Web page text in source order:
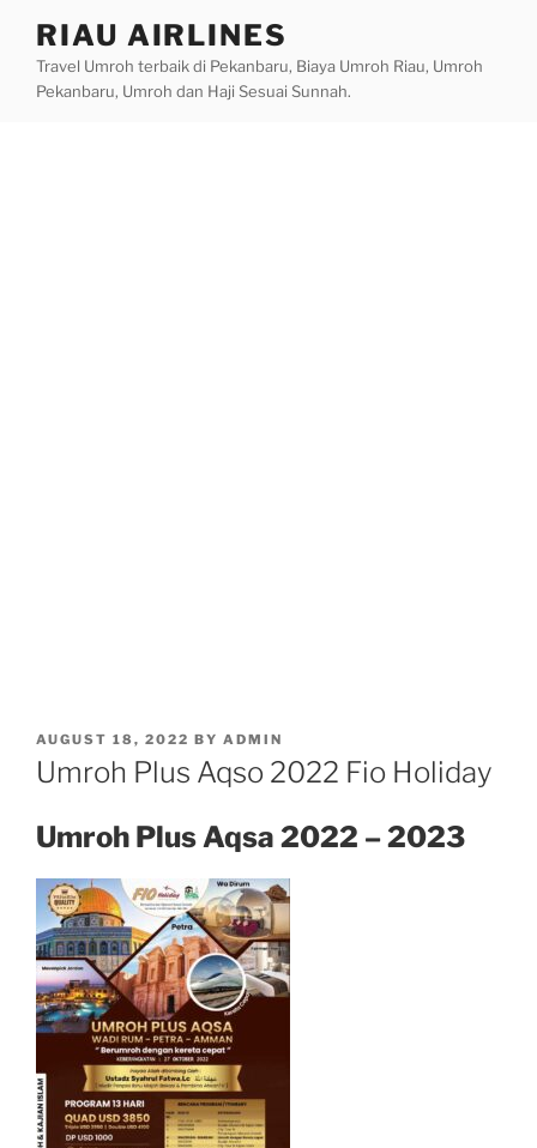
content
RIAU AIRLINES
Travel Umroh terbaik di Pekanbaru, Biaya Umroh Riau, Umroh
Pekanbaru, Umroh dan Haji Sesuai Sunnah.
POSTED
ON
AUGUST 18, 2022 BY ADMIN
Umroh Plus Aqso 2022 Fio Holiday
Umroh Plus Aqsa 2022 – 2023